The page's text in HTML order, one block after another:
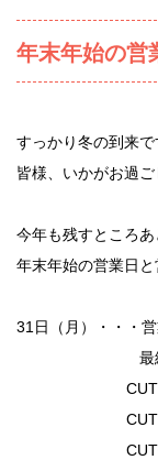
年末年始の営
すっかり冬の到来で
皆様、いかがお過ご
今年も残すところ
年末年始の営業日と
31日（月）・・・
最終受
CUT→15
CUT＋カラ
CUT+パー